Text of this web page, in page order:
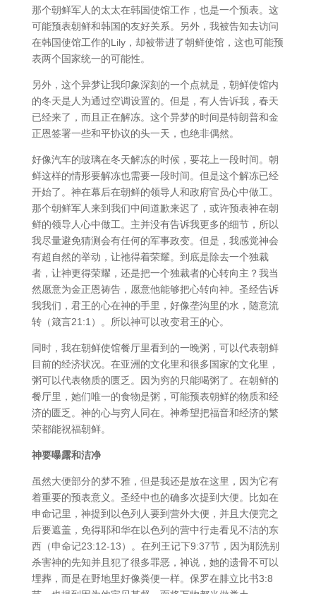
那个朝鲜军人的太太在韩国使馆工作，也是一个预表。这
可能预表朝鲜和韩国的友好关系。另外，我被告知去访问
在韩国使馆工作的Lily，却被带进了朝鲜使馆，这也可能预
表两个国家统一的可能性。
另外，这个异梦让我印象深刻的一个点就是，朝鲜使馆内
的冬天是人为通过空调设置的。但是，有人告诉我，春天
已经来了，而且正在解冻。这个异梦的时间是特朗普和金
正恩签署一些和平协议的头一天，也绝非偶然。
好像汽车的玻璃在冬天解冻的时候，要花上一段时间。朝
鲜这样的情形要解冻也需要一段时间。但是这个解冻已经
开始了。神在幕后在朝鲜的领导人和政府官员心中做工。
那个朝鲜军人来到我们中间道歉来迟了，或许预表神在朝
鲜的领导人心中做工。主并没有告诉我更多的细节，所以
我尽量避免猜测会有任何的军事政变。但是，我感觉神会
有超自然的举动，让祂得着荣耀。到底是除去一个独裁
者，让神更得荣耀，还是把一个独裁者的心转向主？我当
然愿意为金正恩祷告，愿意他能够把心转向神。圣经告诉
我我们，君王的心在神的手里，好像垄沟里的水，随意流
转（箴言21:1）。所以神可以改变君王的心。
同时，我在朝鲜使馆餐厅里看到的一晚粥，可以代表朝鲜
目前的经济状况。在亚洲的文化里和很多国家的文化里，
粥可以代表物质的匮乏。因为穷的只能喝粥了。在朝鲜的
餐厅里，她们唯一的食物是粥，可能预表朝鲜的物质和经
济的匮乏。神的心与穷人同在。神希望把福音和经济的繁
荣都能祝福朝鲜。
神要曝露和洁净
虽然大便部分的梦不雅，但是我还是放在这里，因为它有
着重要的预表意义。圣经中也的确多次提到大便。比如在
申命记里，神提到以色列人要到营外大便，并且大便完之
后要遮盖，免得耶和华在以色列的营中行走看见不洁的东
西（申命记23:12-13）。在列王记下9:37节，因为耶洗别
杀害神的先知并且犯了很多罪恶，神说，她的遗骨不可以
埋葬，而是在野地里好像粪便一样。保罗在腓立比书3:8